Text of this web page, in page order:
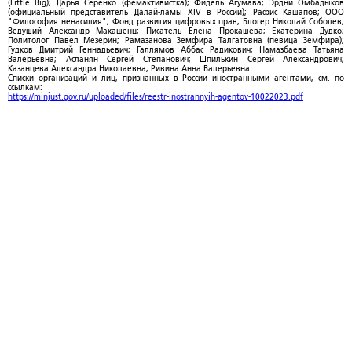
(Little Big); Дарья Серенко (фемактивистка); Фидель Агумава; Эрдни Омбадыков
(официальный представитель Далай-ламы XIV в России); Рафис Кашапов; ООО
"Философия ненасилия"; Фонд развития цифровых прав; Блогер Николай Соболев;
Ведущий Александр Макашенц; Писатель Елена Прокашева; Екатерина Дудко;
Политолог Павел Мезерин; Рамазанова Земфира Талгатовна (певица Земфира);
Гудков Дмитрий Геннадьевич; Галлямов Аббас Радикович; Намазбаева Татьяна
Валерьевна; Асланян Сергей Степанович; Шпилькин Сергей Александрович;
Казанцева Александра Николаевна; Ривина Анна Валерьевна
Списки организаций и лиц, признанных в России иностранными агентами, см. по
ссылкам:
https://minjust.gov.ru/uploaded/files/reestr-inostrannyih-agentov-10022023.pdf